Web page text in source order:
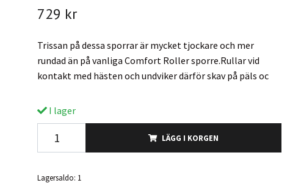
729 kr
Trissan på dessa sporrar är mycket tjockare och mer
rundad än på vanliga Comfort Roller sporre.Rullar vid
kontakt med hästen och undviker därför skav på päls oc
I lager
LÄGG I KORGEN
Lagersaldo: 1